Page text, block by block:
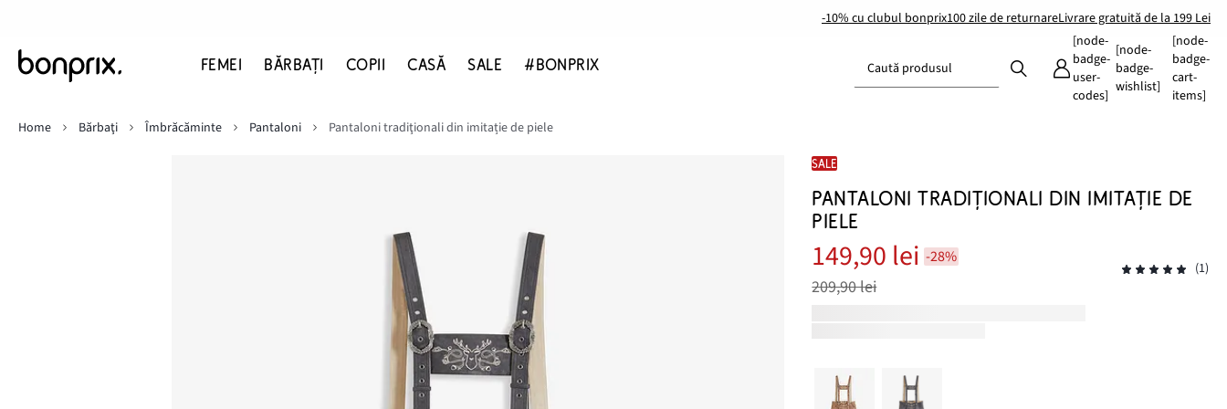
-10% cu clubul bonprix100 zile de returnareLivrare gratuită de la 199 Lei
FEMEI BĂRBAŢI COPII CASĂ SALE #BONPRIX Caută produsul
[node-
badge-
user-
codes]
[node-
badge-
wishlist]
[node-
badge-
cart-
items]
Home
Bărbaţi Îmbrăcăminte Pantaloni Pantaloni tradiţionali din imitație de piele
SALE
PANTALONI TRADIŢIONALI DIN IMITAȚIE DE
PIELE
149,90 lei -28%
209,90 lei
(1)